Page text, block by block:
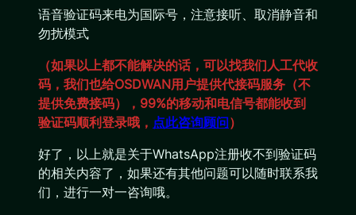
语音验证码来电为国际号，注意接听、取消静音和
勿扰模式
（如果以上都不能解决的话，可以找我们人工代收
码，我们也给OSDWAN用户提供代接码服务（不
提供免费接码），99%的移动和电信号都能收到
验证码顺利登录哦， 点此咨询顾问）
好了，以上就是关于WhatsApp注册收不到验证码
的相关内容了，如果还有其他问题可以随时联系我
们，进行一对一咨询哦。